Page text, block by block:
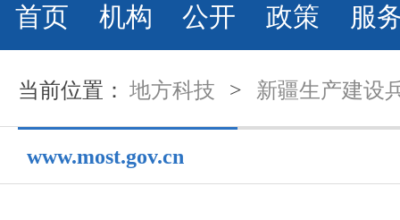
首页 机构 公开 政策 服
当前位置： 地方科技 > 新疆生产建设
www.most.gov.cn